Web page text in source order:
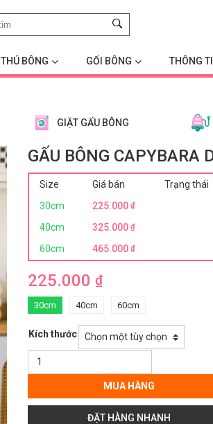
THÚ BÔNG GỐI BÔNG THÔNG
GIẶT GẤU BÔNG
GẤU BÔNG CAPYBARA
Size Giá bán
Trạng thái
30cm
225.000 ₫
40cm 325.000 ₫
60cm 465.000 ₫
225.000 ₫
30cm 40cm 60cm
Kích thước
Gấu
Dưa
MUA HÀNG
ĐẶT HÀNG NHANH